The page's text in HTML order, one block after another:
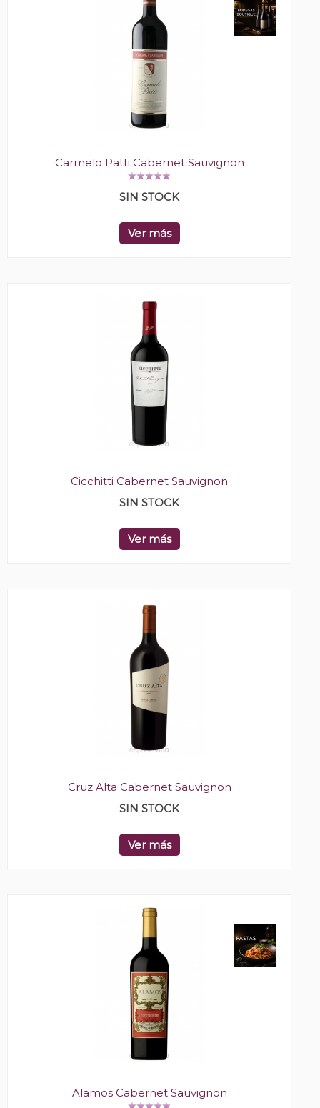
Carmelo Patti Cabernet Sauvignon
SIN STOCK
Ver más
Cicchitti Cabernet Sauvignon
SIN STOCK
Ver más
Cruz Alta Cabernet Sauvignon
SIN STOCK
Ver más
Alamos Cabernet Sauvignon